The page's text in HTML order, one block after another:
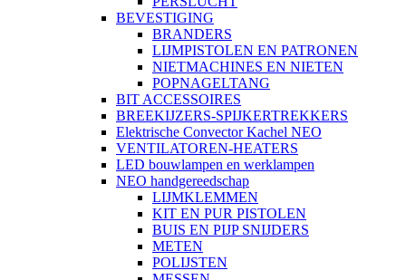
BEVESTIGING
BRANDERS
LIJMPISTOLEN EN PATRONEN
NIETMACHINES EN NIETEN
POPNAGELTANG
BIT ACCESSOIRES
BREEKIJZERS-SPIJKERTREKKERS
Elektrische Convector Kachel NEO
VENTILATOREN-HEATERS
LED bouwlampen en werklampen
NEO handgereedschap
LIJMKLEMMEN
KIT EN PUR PISTOLEN
BUIS EN PIJP SNIJDERS
METEN
POLIJSTEN